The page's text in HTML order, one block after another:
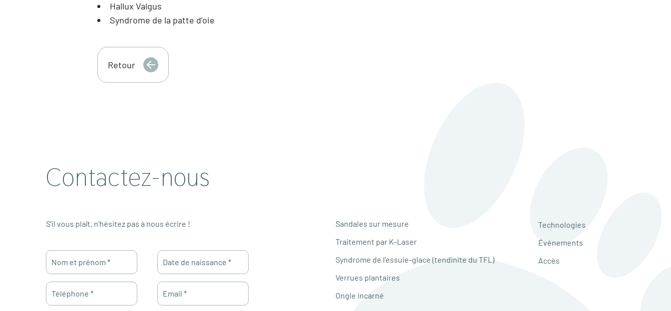
Hallux Valgus
Syndrome de la patte d’oie
Retour
Contactez-nous
S'il vous plaît, n'hésitez pas à nous écrire !
Sandales sur mesure
Traitement par K-Laser
Syndrome de l’essuie-glace (tendinite du TFL)
Verrues plantaires
Ongle incarné
Technologies
Événements
Accès